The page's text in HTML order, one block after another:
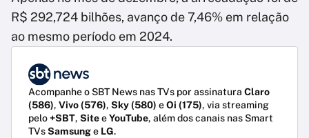
R$ 292,724 bilhões, avanço de 7,46% em relação
ao mesmo período em 2024.
Acompanhe o SBT News nas TVs por assinatura Claro
(586), Vivo (576), Sky (580) eOi (175), via streaming
pelo+SBT, SiteeYouTube, além dos canais nas Smart
TVsSamsunge LG.